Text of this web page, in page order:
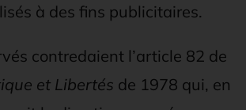
à des fins publicitaires.
contredaient l’article 82 de
et Libertés de 1978 qui, en